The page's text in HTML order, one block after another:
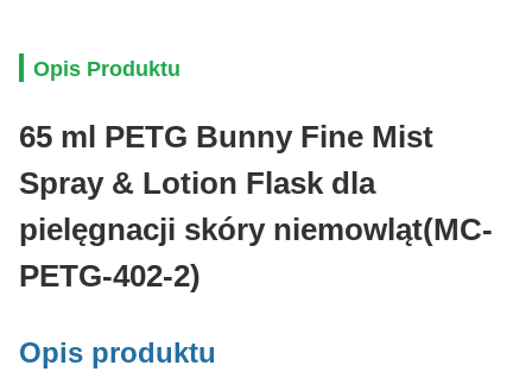
Opis Produktu
65 ml PETG Bunny Fine Mist
Spray & Lotion Flask dla
pielęgnacji skóry niemowląt(MC-
PETG-402-2)
Opis produktu